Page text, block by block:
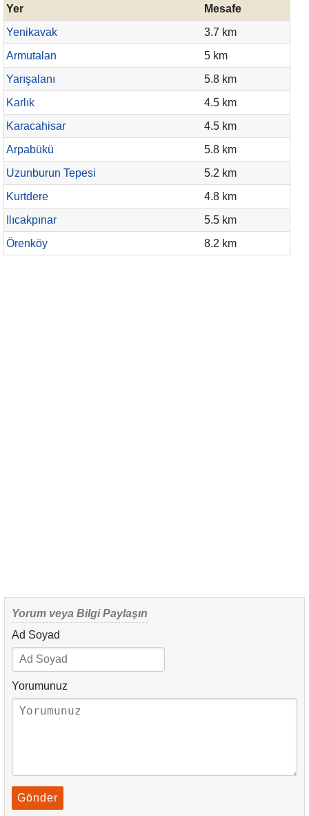
Yer
Mesafe
Yenikavak
3.7 km
Armutalan
5 km
Yarışalanı
5.8 km
Karlık
4.5 km
Karacahisar
4.5 km
Arpabükü
5.8 km
Uzunburun Tepesi
5.2 km
Kurtdere
4.8 km
Ilıcakpınar
5.5 km
Örenköy
8.2 km
Yorum veya Bilgi Paylaşın
Ad Soyad
Yorumunuz
Gönder